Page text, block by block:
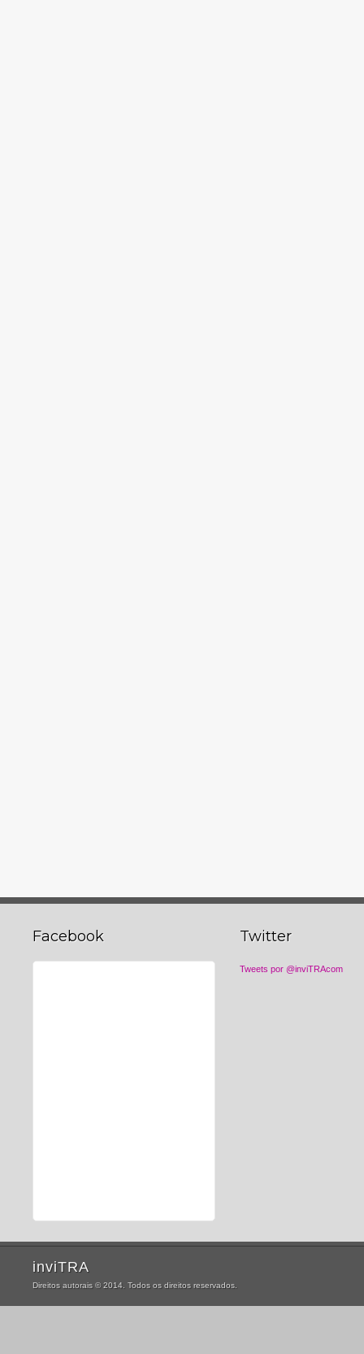
Facebook Twitter
Tweets por @inviTRAcom
inviTRA
Direitos autorais © 2014. Todos os direitos reservados.